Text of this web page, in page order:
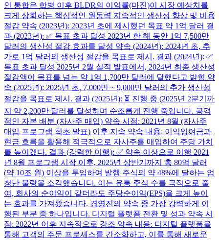
인 통합은 합병 이후 BLDR의 이익률(마진)이 시장 예상치를
크게 상회하는 핵심적인 원동력 지속적인 생산성 향상 및 비용
절감 약속 (2023년): 2023년 초에 제시했던 목표 약 1억 달러 결
과 (2023년): ✅ 목표 초과 달성 2023년 한 해 동안 1억 7,500만
달러의 생산성 절감 효과를 달성 약속 (2024년): 2024년 초, 추
가로 1억 달러의 생산성 절감을 목표로 제시. 결과 (2024년): ✅
목표 초과 달성 2025년 2월 실적 발표에서, 2024년 최종 생산성
절감액이 목표를 넘는 약 1억 1,700만 달러에 달했다고 밝힘 약
속 (2025년): 2025년 초, 7,000만 ~ 9,000만 달러의 추가 생산성
절감을 목표로 제시. 결과 (2025년): ⏳ 진행 중 (2025년 2분기까
지 약 2,200만 달러를 달성하며 순조롭게 진행 중입니다. 공격
적인 자본 배분 (자사주 매입) 약속 시점: 2021년 8월 (자사주
매입 프로그램 최초 발표) 이후 지속 약속 내용: 이익잉여금과
현금 흐름을 활용해 적극적으로 자사주를 매입하여 주당 가치
를 높이겠다. 결과 (강력한 이행): ✅ 약속 이상으로 이행 2021
년 8월 프로그램 시작 이후, 2025년 상반기까지 총 80억 달러
(약 10조 원) 이상을 투입하여 발행 주식의 약 48%에 달하는 엄
청난 물량을 소각했습니다. 이는 유통 주식 수를 극적으로 줄
여, 회사의 순이익이 같더라도 주당순이익(EPS)을 크게 높이
는 효과를 가져왔습니다. 경영진의 약속 중 가장 강력하게 이
행된 부분 중 하나입니다. 디지털 플랫폼 전환 및 성과 약속 시
점: 2022년 이후 지속적으로 강조 약속 내용: 디지털 플랫폼을
통해 고객의 주문 프로세스를 간소화하고, 이를 통해 새로운